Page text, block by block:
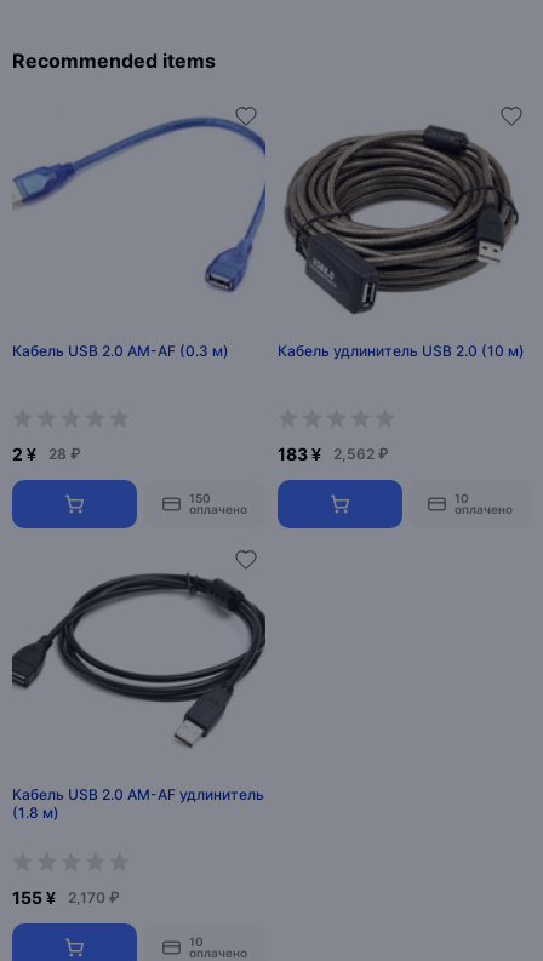
Recommended items
Кабель USB 2.0 AM-AF (0.3 м)
2 ¥ 28 ₽
150
оплачено
Кабель удлинитель USB 2.0 (10 м)
183 ¥ 2,562 ₽
10
оплачено
Кабель USB 2.0 AM-AF удлинитель
(1.8 м)
155 ¥ 2,170 ₽
10
оплачено